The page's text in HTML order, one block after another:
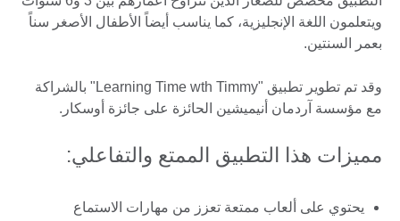
ويتعلمون اللغة الإنجليزية، كما يناسب أيضاً الأطفال الأصغر سناً
بعمر السنتين.
وقد تم تطوير تطبيق "Learning Time wth Timmy" بالشراكة
مع مؤسسة آردمان أنيميشين الحائزة على جائزة أوسكار.
مميزات هذا التطبيق الممتع والتفاعلي:
يحتوي على ألعاب ممتعة تعزز من مهارات الاستماع